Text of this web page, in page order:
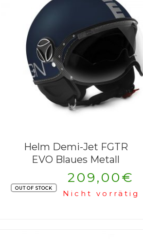
Helm Demi-Jet FGTR
EVO Blaues Metall
OUT OF STOCK
209,00€
Nicht vorrätig